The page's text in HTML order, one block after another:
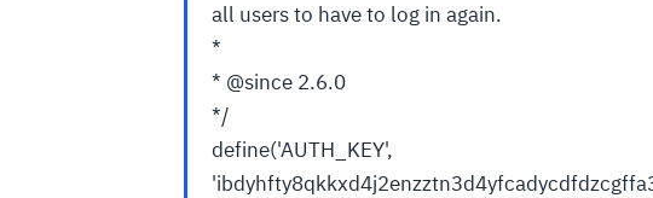
all users to have to log in again.
*
* @since 2.6.0
*/
define('AUTH_KEY',